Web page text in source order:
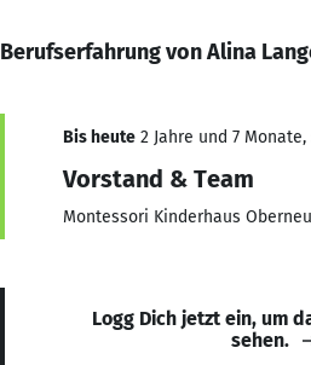
Berufserfahrung von Alina
Bis heute 2 Jahre und 7
Vorstand & Team
Montessori Kinderhaus
Logg Dich jetzt ein, um
sehen.